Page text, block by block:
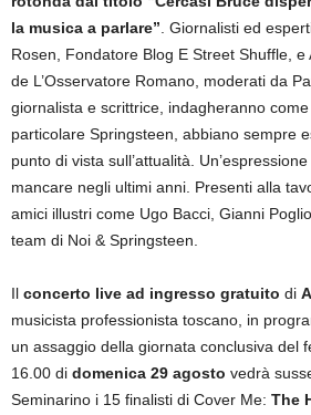
la musica a parlare” . Giornalisti ed
Rosen, Fondatore Blog E Street Shuffle,
de L’Osservatore Romano, moderati da
giornalista e scrittrice, indagheranno
particolare Springsteen, abbiano sempre
punto di vista sull’attualità.
mancare negli ultimi anni. Presenti alla
amici illustri come Ugo Bacci, Gianni
team di Noi & Springsteen.
Il concerto live ad ingresso gratuito di
musicista professionista toscano, in
un assaggio della giornata conclusiva del
16.00 di domenica 29 agosto vedrà
Seminarino i 15 finalisti di Cover Me: The